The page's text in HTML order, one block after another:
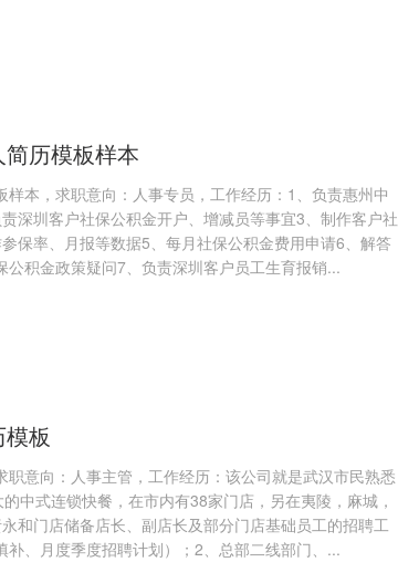
历模板样本
样本，求职意向：人事专员，工作经历：1、负责惠州中
深圳客户社保公积金开户、增减员等事宜3、制作客户社
保率、月报等数据5、每月社保公积金费用申请6、解答
公积金政策疑问7、负责深圳客户员工生育报销...
板
职意向：人事主管，工作经历：该公司就是武汉市民熟悉
中式连锁快餐，在市内有38家门店，另在夷陵，麻城，
和门店储备店长、副店长及部分门店基础员工的招聘工
补、月度季度招聘计划）；2、总部二线部门、...